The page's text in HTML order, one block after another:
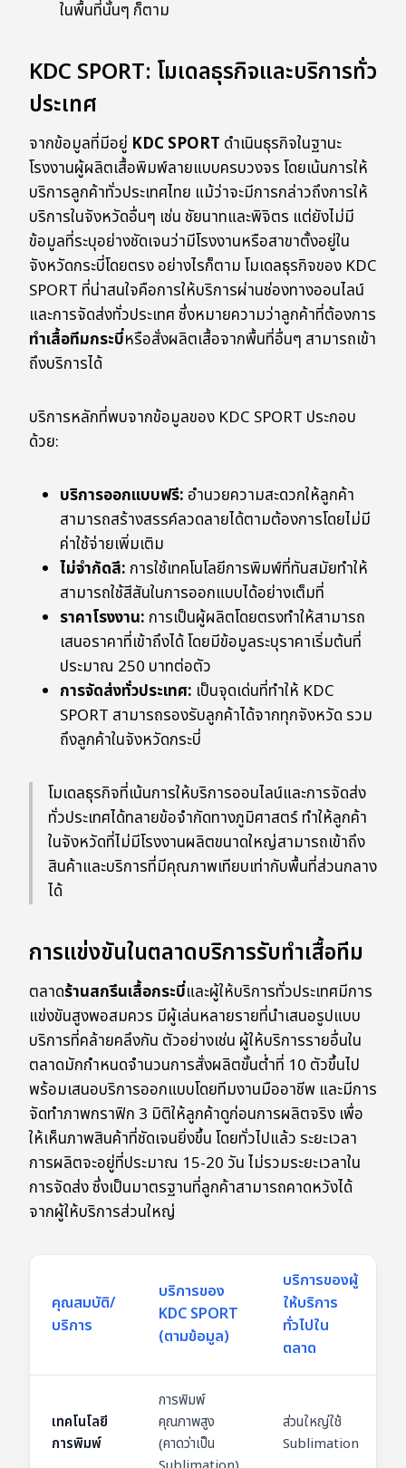
ในพื้นที่นั้นๆ ก็ตาม
KDC SPORT: โมเดลธุรกิจและบริการทั่ว
ประเทศ
จากข้อมูลที่มีอยู่ KDC SPORT ดำเนินธุรกิจในฐานะ
โรงงานผู้ผลิตเสื้อพิมพ์ลายแบบครบวงจร โดยเน้นการให้
บริการลูกค้าทั่วประเทศไทย แม้ว่าจะมีการกล่าวถึงการให้
บริการในจังหวัดอื่นๆ เช่น ชัยนาทและพิจิตร แต่ยังไม่มี
ข้อมูลที่ระบุอย่างชัดเจนว่ามีโรงงานหรือสาขาตั้งอยู่ใน
จังหวัดกระบี่โดยตรง อย่างไรก็ตาม โมเดลธุรกิจของ KDC
SPORT ที่น่าสนใจคือการให้บริการผ่านช่องทางออนไลน์
และการจัดส่งทั่วประเทศ ซึ่งหมายความว่าลูกค้าที่ต้องการ
ทำเสื้อทีมกระบี่หรือสั่งผลิตเสื้อจากพื้นที่อื่นๆ สามารถเข้า
ถึงบริการได้
บริการหลักที่พบจากข้อมูลของ KDC SPORT ประกอบ
ด้วย:
บริการออกแบบฟรี: อำนวยความสะดวกให้ลูกค้า
สามารถสร้างสรรค์ลวดลายได้ตามต้องการโดยไม่มี
ค่าใช้จ่ายเพิ่มเติม
ไม่จำกัดสี: การใช้เทคโนโลยีการพิมพ์ที่ทันสมัยทำให้
สามารถใช้สีสันในการออกแบบได้อย่างเต็มที่
ราคาโรงงาน: การเป็นผู้ผลิตโดยตรงทำให้สามารถ
เสนอราคาที่เข้าถึงได้ โดยมีข้อมูลระบุราคาเริ่มต้นที่
ประมาณ 250 บาทต่อตัว
การจัดส่งทั่วประเทศ: เป็นจุดเด่นที่ทำให้ KDC
SPORT สามารถรองรับลูกค้าได้จากทุกจังหวัด รวม
ถึงลูกค้าในจังหวัดกระบี่
โมเดลธุรกิจที่เน้นการให้บริการออนไลน์และการจัดส่ง
ทั่วประเทศได้ทลายข้อจำกัดทางภูมิศาสตร์ ทำให้ลูกค้า
ในจังหวัดที่ไม่มีโรงงานผลิตขนาดใหญ่สามารถเข้าถึง
สินค้าและบริการที่มีคุณภาพเทียบเท่ากับพื้นที่ส่วนกลาง
ได้
การแข่งขันในตลาดบริการรับทำเสื้อทีม
ตลาดร้านสกรีนเสื้อกระบี่และผู้ให้บริการทั่วประเทศมีการ
แข่งขันสูงพอสมควร มีผู้เล่นหลายรายที่นำเสนอรูปแบบ
บริการที่คล้ายคลึงกัน ตัวอย่างเช่น ผู้ให้บริการรายอื่นใน
ตลาดมักกำหนดจำนวนการสั่งผลิตขั้นต่ำที่ 10 ตัวขึ้นไป
พร้อมเสนอบริการออกแบบโดยทีมงานมืออาชีพ และมีการ
จัดทำภาพกราฟิก 3 มิติให้ลูกค้าดูก่อนการผลิตจริง เพื่อ
ให้เห็นภาพสินค้าที่ชัดเจนยิ่งขึ้น โดยทั่วไปแล้ว ระยะเวลา
การผลิตจะอยู่ที่ประมาณ 15-20 วัน ไม่รวมระยะเวลาใน
การจัดส่ง ซึ่งเป็นมาตรฐานที่ลูกค้าสามารถคาดหวังได้
จากผู้ให้บริการส่วนใหญ่
คุณสมบัติ/
บริการ
บริการของ
KDC SPORT
(ตามข้อมูล)
บริการของผู้
ให้บริการ
ทั่วไปใน
ตลาด
เทคโนโลยี
การพิมพ์
การพิมพ์
คุณภาพสูง
(คาดว่าเป็น
ส่วนใหญ่ใช้
Sublimation